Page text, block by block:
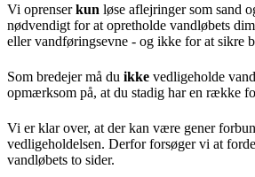
Vi oprenserkun løse aflejringer som sand
nødvendigt for at opretholde vandløbets
eller vandføringsevne - og ikke for at sikre
Som bredejer må du ikke vedligeholde
opmærksom på, at du stadig har en række
Vi er klar over, at der kan være gener
vedligeholdelsen. Derfor forsøger vi at
vandløbets to sider.